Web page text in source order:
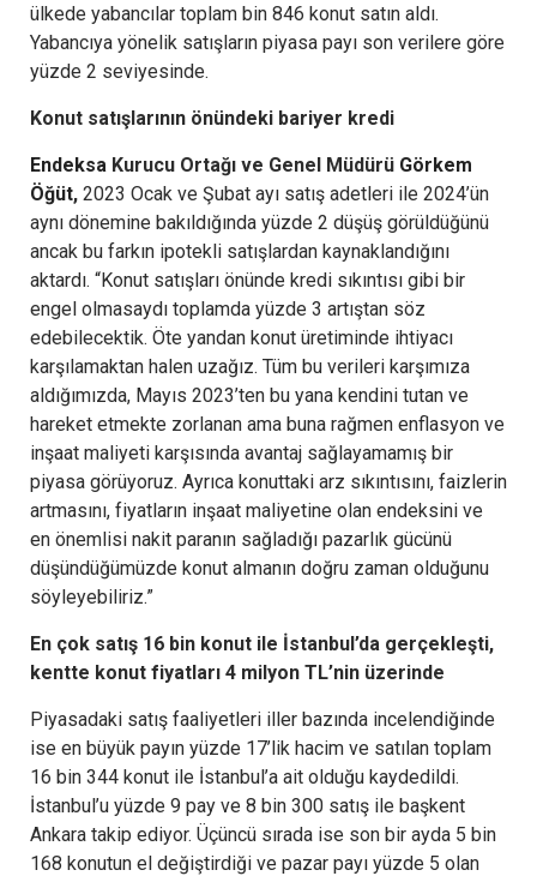
ülkede yabancılar toplam bin 846 konut satın aldı.
Yabancıya yönelik satışların piyasa payı son verilere göre
yüzde 2 seviyesinde.
Konut satışlarının önündeki bariyer kredi
Endeksa Kurucu Ortağı ve Genel Müdürü Görkem
Öğüt, 2023 Ocak ve Şubat ayı satış adetleri ile 2024’ün
aynı dönemine bakıldığında yüzde 2 düşüş görüldüğünü
ancak bu farkın ipotekli satışlardan kaynaklandığını
aktardı. “Konut satışları önünde kredi sıkıntısı gibi bir
engel olmasaydı toplamda yüzde 3 artıştan söz
edebilecektik. Öte yandan konut üretiminde ihtiyacı
karşılamaktan halen uzağız. Tüm bu verileri karşımıza
aldığımızda, Mayıs 2023’ten bu yana kendini tutan ve
hareket etmekte zorlanan ama buna rağmen enflasyon ve
inşaat maliyeti karşısında avantaj sağlayamamış bir
piyasa görüyoruz. Ayrıca konuttaki arz sıkıntısını, faizlerin
artmasını, fiyatların inşaat maliyetine olan endeksini ve
en önemlisi nakit paranın sağladığı pazarlık gücünü
düşündüğümüzde konut almanın doğru zaman olduğunu
söyleyebiliriz.”
En çok satış 16 bin konut ile İstanbul’da gerçekleşti,
kentte konut fiyatları 4 milyon TL’nin üzerinde
Piyasadaki satış faaliyetleri iller bazında incelendiğinde
ise en büyük payın yüzde 17’lik hacim ve satılan toplam
16 bin 344 konut ile İstanbul’a ait olduğu kaydedildi.
İstanbul’u yüzde 9 pay ve 8 bin 300 satış ile başkent
Ankara takip ediyor. Üçüncü sırada ise son bir ayda 5 bin
168 konutun el değiştirdiği ve pazar payı yüzde 5 olan